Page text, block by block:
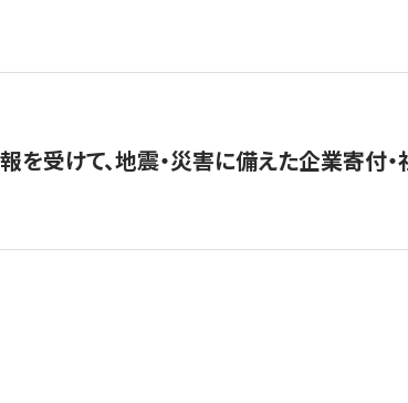
を受けて、地震・災害に備えた企業寄付